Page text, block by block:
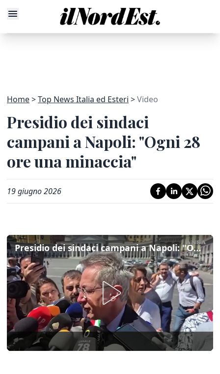
Home Top News Italia ed Esteri Video
Presidio dei sindaci
campani a Napoli: "Ogni 28
ore una minaccia"
19 giugno 2026
Presidio dei sindaci campani a Napoli: "Ogni 28 ore una minaccia"